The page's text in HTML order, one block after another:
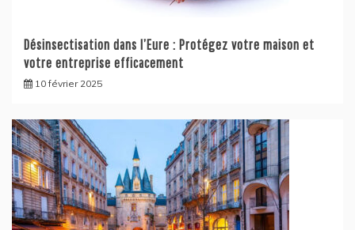
Désinsectisation dans l’Eure : Protégez votre maison et
votre entreprise efficacement
10 février 2025